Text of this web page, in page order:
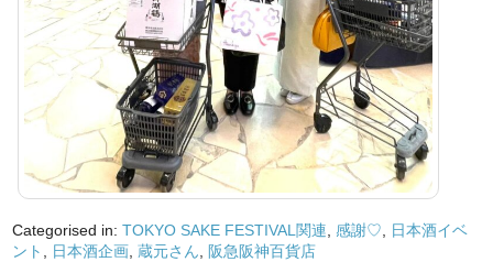
Categorised in:TOKYO SAKE FESTIVAL関連 感謝♡
日本酒イベ
ント
日本酒企画 ,蔵元さん 阪急阪神百貨店